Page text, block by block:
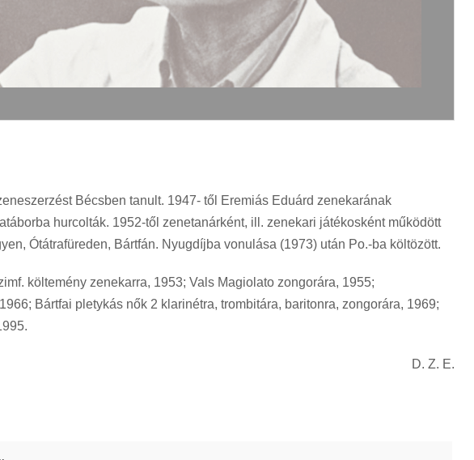
Bécsben tanult. 1947- től Eremiás Eduárd zenekarának
hurcolták. 1952-től zenetanárként, ill. zenekari játékosként működött
Ótátrafüreden, Bártfán. Nyugdíjba vonulása (1973) után Po.-ba költözött.
költemény zenekarra, 1953; Vals Magiolato zongorára, 1955;
Bártfai pletykás nők 2 klarinétra, trombitára, baritonra, zongorára, 1969;
D. Z. E.